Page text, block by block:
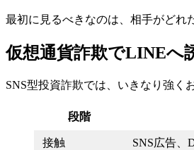
最初に見るべきなのは、相手がどれ
仮想通貨詐欺でLINEへ
SNS型投資詐欺では、いきなり強く
段階
接触 SNS広告、